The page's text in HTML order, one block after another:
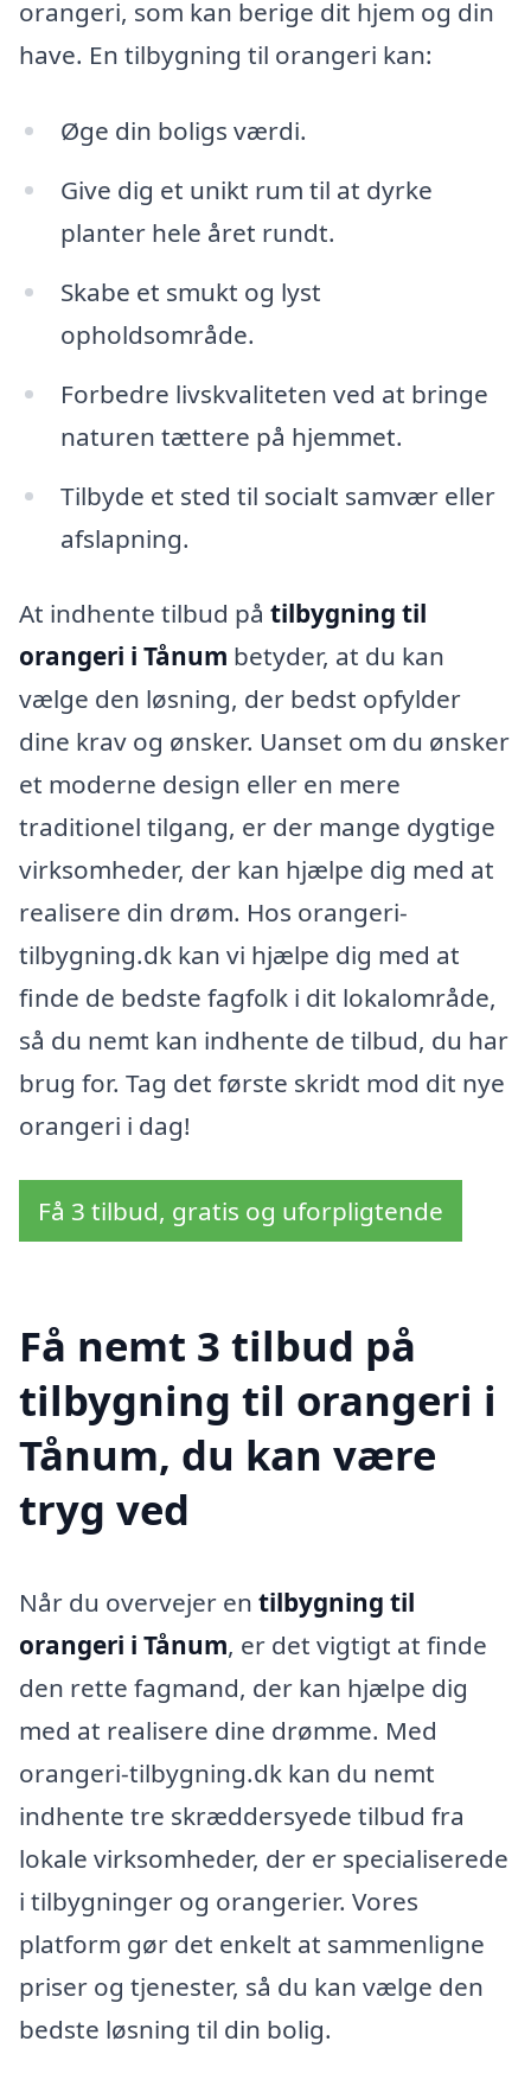
orangeri, som kan berige dit hjem og din
have. En tilbygning til orangeri kan:
Øge din boligs værdi.
Give dig et unikt rum til at dyrke
planter hele året rundt.
Skabe et smukt og lyst
opholdsområde.
Forbedre livskvaliteten ved at bringe
naturen tættere på hjemmet.
Tilbyde et sted til socialt samvær eller
afslapning.
At indhente tilbud på tilbygning til
orangeri i Tånum betyder, at du kan
vælge den løsning, der bedst opfylder
dine krav og ønsker. Uanset om du ønsker
et moderne design eller en mere
traditionel tilgang, er der mange dygtige
virksomheder, der kan hjælpe dig med at
realisere din drøm. Hos orangeri-
tilbygning.dk kan vi hjælpe dig med at
finde de bedste fagfolk i dit lokalområde,
så du nemt kan indhente de tilbud, du har
brug for. Tag det første skridt mod dit nye
orangeri i dag!
Få 3 tilbud, gratis og uforpligtende
Få nemt 3 tilbud på
tilbygning til orangeri i
Tånum, du kan være
tryg ved
Når du overvejer en tilbygning til
orangeri i Tånum, er det vigtigt at finde
den rette fagmand, der kan hjælpe dig
med at realisere dine drømme. Med
orangeri-tilbygning.dk kan du nemt
indhente tre skræddersyede tilbud fra
lokale virksomheder, der er specialiserede
i tilbygninger og orangerier. Vores
platform gør det enkelt at sammenligne
priser og tjenester, så du kan vælge den
bedste løsning til din bolig.